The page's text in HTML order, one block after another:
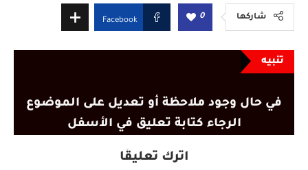
شاركها 0
Facebook
تنبيه
في حال وجود ملاحظة أو تعديل على الموضوع
الرجاء كتابة تعليق في الأسفل
اترك تعليقًا